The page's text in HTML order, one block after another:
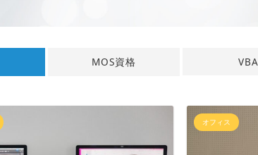
MOS資格 VBA
オフィス